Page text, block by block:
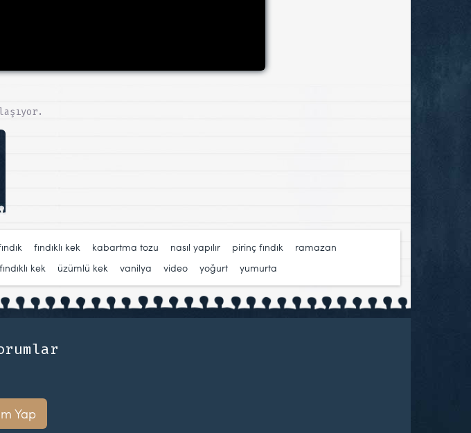
fındıklı kek kabartma tozu nasıl yapılır pirinç fındık ramazan
kek üzümlü kek vanilya video yoğurt yumurta
Yap